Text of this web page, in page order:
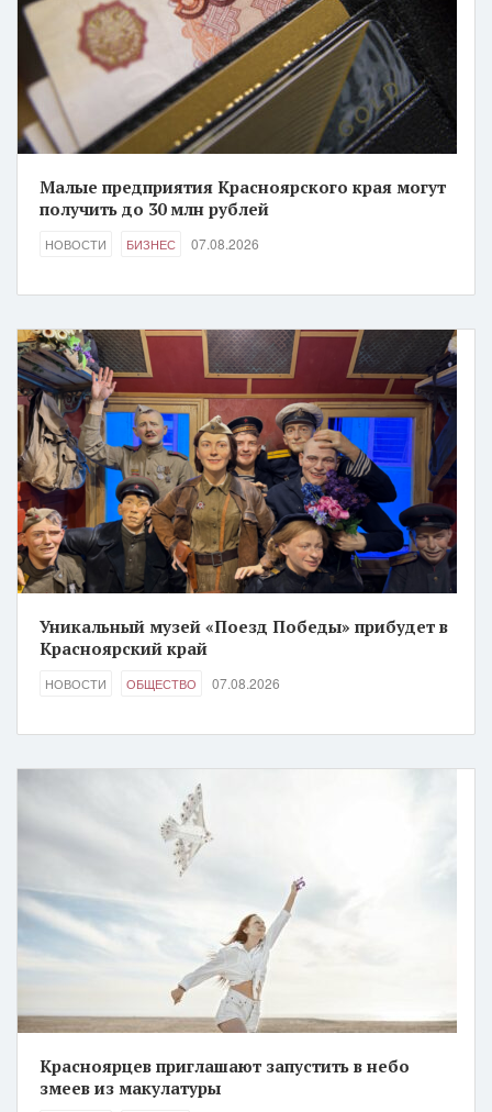
Малые предприятия Красноярского края могут
получить до 30 млн рублей
НОВОСТИ БИЗНЕС 07.08.2026
Уникальный музей «Поезд Победы» прибудет в
Красноярский край
НОВОСТИ ОБЩЕСТВО 07.08.2026
Красноярцев приглашают запустить в небо
змеев из макулатуры